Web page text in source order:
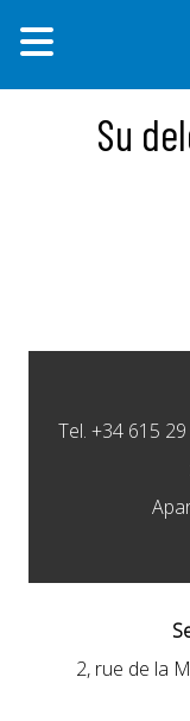
Su
Tel. +34 615
2, rue de la